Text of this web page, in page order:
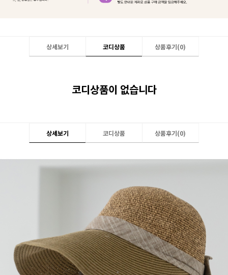
상세보기 코디상품 상품후기(0)
코디상품이 없습니다
상세보기 코디상품 상품후기(0)